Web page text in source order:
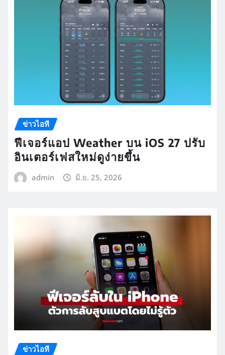
ข่าวไอที
ฟีเจอร์แอป Weather บน iOS 27 ปรับ
อินเตอร์เฟสใหม่ดูง่ายขึ้น
admin มิ.ย. 25, 2026
ข่าวไอที